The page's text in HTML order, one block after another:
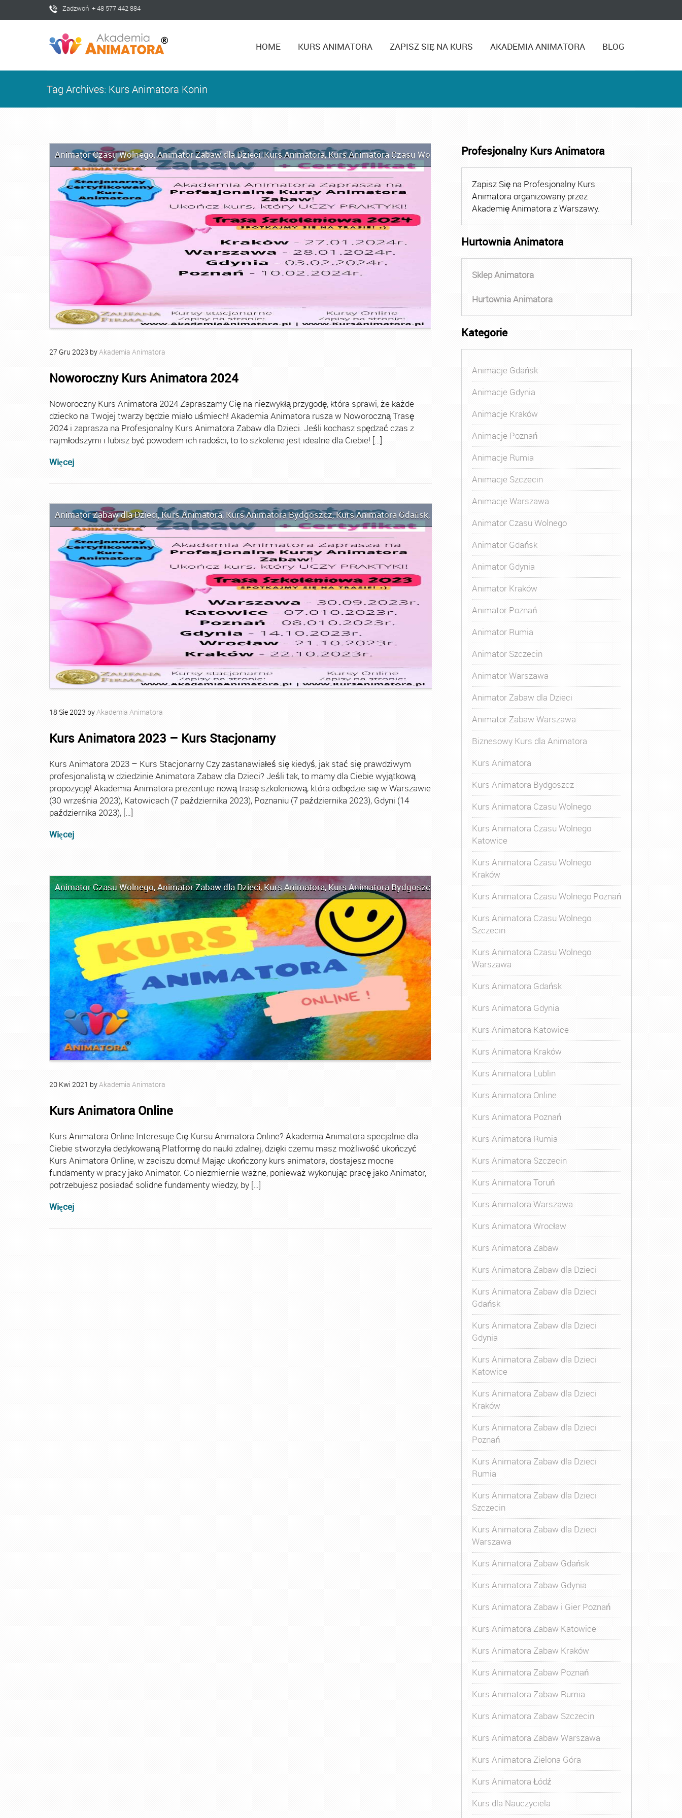
Zadzwoń + 48 577 442 884
HOME KURS ANIMATORA ZAPISZ SIĘ NA KURS AKADEMIA ANIMATORA BLOG
Tag Archives: Kurs Animatora Konin
Animator Czasu Wolnego,Animator Zabaw dla Dzieci,Kurs Animatora,Kurs Animatora Czasu Wolnego Kurs Animatora Czasu Wolnego Warszawa
27 Gru 2023 byAkademia Animatora
Noworoczny Kurs Animatora 2024
Noworoczny Kurs Animatora 2024 Zapraszamy Cię na niezwykłą przygodę, która sprawi, że każde
dziecko na Twojej twarzy będzie miało uśmiech! Akademia Animatora rusza w Noworoczną Trasę
2024 i zaprasza na Profesjonalny Kurs Animatora Zabaw dla Dzieci. Jeśli kochasz spędzać czas z
najmłodszymi i lubisz być powodem ich radości, to to szkolenie jest idealne dla Ciebie! […]
Więcej
Animator Zabaw dla Dzieci,Kurs Animatora, Kurs Animatora Bydgoszcz,Kurs Animatora Gdańsk, Kurs Animatora Gdynia,Kurs Animatora Katowice
18 Sie2023 byAkademia Animatora
Kurs Animatora 2023 – Kurs Stacjonarny
Kurs Animatora 2023 – Kurs Stacjonarny Czy zastanawiałeś się kiedyś, jak stać się prawdziwym
profesjonalistą w dziedzinie Animatora Zabaw dla Dzieci? Jeśli tak, to mamy dla Ciebie wyjątkową
propozycję! Akademia Animatora prezentuje nową trasę szkoleniową, która odbędzie się w Warszawie
(30 września 2023), Katowicach (7 października 2023), Poznaniu (7 października 2023), Gdyni (14
października 2023), […]
Więcej
Animator Czasu Wolnego,Animator Zabaw dla Dzieci,Kurs Animatora,Kurs Animatora Bydgoszcz Kurs Animatora Czasu Wolnego,Kurs Animatora Czasu
20 Kwi 2021 byAkademia Animatora
Kurs Animatora Online
Kurs Animatora Online Interesuje Cię Kursu Animatora Online? Akademia Animatora specjalnie dla
Ciebie stworzyła dedykowaną Platformę do nauki zdalnej, dzięki czemu masz możliwość ukończyć
Kurs Animatora Online, w zaciszu domu! Mając ukończony kurs animatora, dostajesz mocne
fundamenty w pracy jako Animator. Co niezmiernie ważne, ponieważ wykonując pracę jako Animator,
potrzebujesz posiadać solidne fundamenty wiedzy, by […]
Więcej
Profesjonalny Kurs Animatora
Zapisz Się na Profesjonalny Kurs
Animatora organizowany przez
Akademię Animatora z Warszawy.
Hurtownia Animatora
Sklep Animatora
Hurtownia Animatora
Kategorie
Animacje Gdańsk
Animacje Gdynia
Animacje Kraków
Animacje Poznań
Animacje Rumia
Animacje Szczecin
Animacje Warszawa
Animator Czasu Wolnego
Animator Gdańsk
Animator Gdynia
Animator Kraków
Animator Poznań
Animator Rumia
Animator Szczecin
Animator Warszawa
Animator Zabaw dla Dzieci
Animator Zabaw Warszawa
Biznesowy Kurs dla Animatora
Kurs Animatora
Kurs Animatora Bydgoszcz
Kurs Animatora Czasu Wolnego
Kurs Animatora Czasu Wolnego
Katowice
Kurs Animatora Czasu Wolnego
Kraków
Kurs Animatora Czasu Wolnego Poznań
Kurs Animatora Czasu Wolnego
Szczecin
Kurs Animatora Czasu Wolnego
Warszawa
Kurs Animatora Gdańsk
Kurs Animatora Gdynia
Kurs Animatora Katowice
Kurs Animatora Kraków
Kurs Animatora Lublin
Kurs Animatora Online
Kurs Animatora Poznań
Kurs Animatora Rumia
Kurs Animatora Szczecin
Kurs Animatora Toruń
Kurs Animatora Warszawa
Kurs Animatora Wrocław
Kurs Animatora Zabaw
Kurs Animatora Zabaw dla Dzieci
Kurs Animatora Zabaw dla Dzieci
Gdańsk
Kurs Animatora Zabaw dla Dzieci
Gdynia
Kurs Animatora Zabaw dla Dzieci
Katowice
Kurs Animatora Zabaw dla Dzieci
Kraków
Kurs Animatora Zabaw dla Dzieci
Poznań
Kurs Animatora Zabaw dla Dzieci
Rumia
Kurs Animatora Zabaw dla Dzieci
Szczecin
Kurs Animatora Zabaw dla Dzieci
Warszawa
Kurs Animatora Zabaw Gdańsk
Kurs Animatora Zabaw Gdynia
Kurs Animatora Zabaw i Gier Poznań
Kurs Animatora Zabaw Katowice
Kurs Animatora Zabaw Kraków
Kurs Animatora Zabaw Poznań
Kurs Animatora Zabaw Rumia
Kurs Animatora Zabaw Szczecin
Kurs Animatora Zabaw Warszawa
Kurs Animatora Zielona Góra
Kurs Animatora Łódź
Kurs dla Nauczyciela